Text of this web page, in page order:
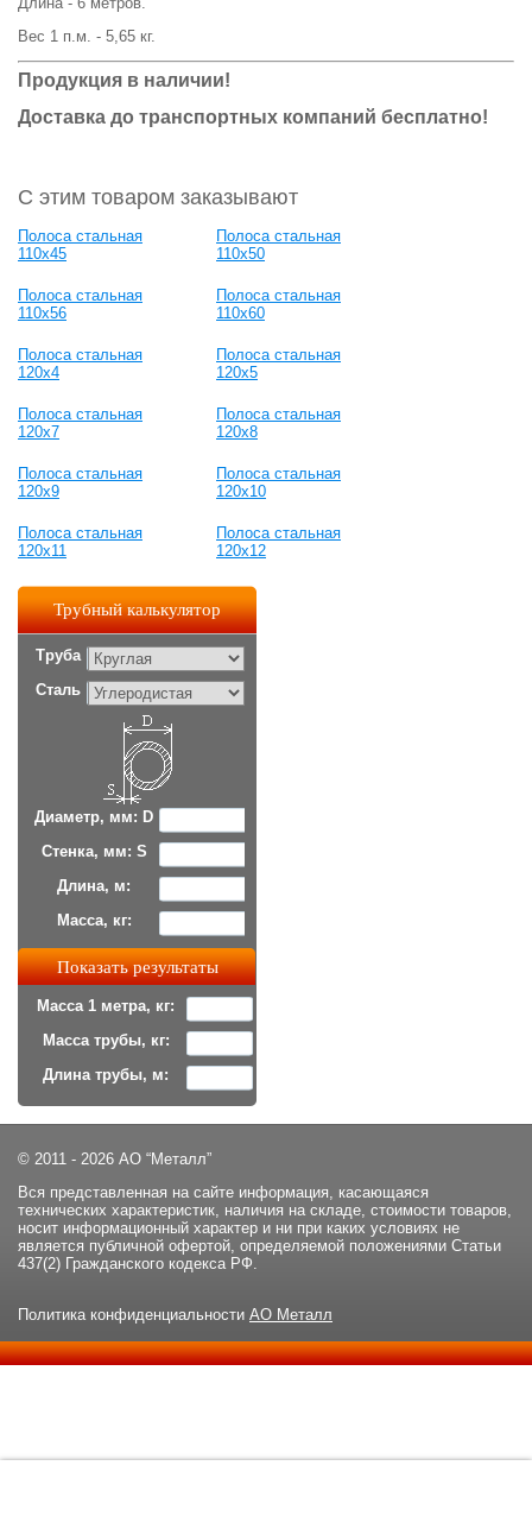
Вес 1 п.м. - 5,65 кг.
Продукция в наличии!
Доставка до транспортных компаний бесплатно!
С этим товаром заказывают
Полоса стальная
110x45
Полоса стальная
110x50
Полоса стальная
110x56
Полоса стальная
110x60
Полоса стальная
120x4
Полоса стальная
120x5
Полоса стальная
120x7
Полоса стальная
120x8
Полоса стальная
120x9
Полоса стальная
120x10
Полоса стальная
120x11
Полоса стальная
120x12
Трубный калькулятор
Труба
Сталь
Диаметр, мм: D
Стенка, мм: S
Длина, м:
Масса, кг:
Масса 1 метра, кг:
Масса трубы, кг:
Длина трубы, м:
© 2011 - 2026 АО “Металл”
Вся представленная на сайте информация, касающаяся
технических характеристик, наличия на складе, стоимости товаров,
носит информационный характер и ни при каких условиях не
является публичной офертой, определяемой положениями Статьи
437(2) Гражданского кодекса РФ.
Политика конфиденциальности АО Металл